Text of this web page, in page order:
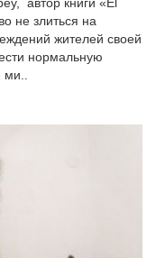
автор книги «El
не злиться на
жителей своей
нормальную
ми..